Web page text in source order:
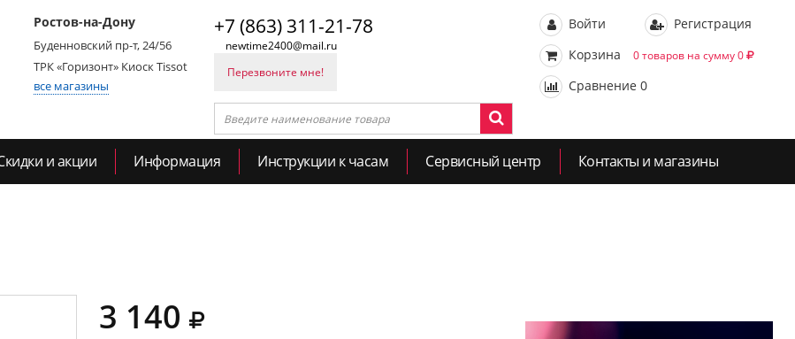
Ростов-на-Дону
Буденновский пр-т, 24/56
ТРК «Горизонт» Киоск Tissot
все магазины
+7 (863) 311-21-78
newtime2400@mail.ru
Перезвоните мне!
Войти
Регистрация
Корзина
0 товаров на сумму 0
Сравнение 0
и акции Информация Инструкции к часам Сервисный центр Контакты и магазины
3 140